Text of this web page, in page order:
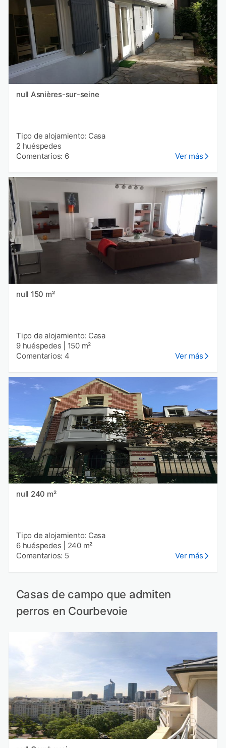
null Asnières-sur-seine
Tipo de alojamiento: Casa
2 huéspedes
Comentarios: 6
Ver más
null 150 m²
Tipo de alojamiento: Casa
9 huéspedes
150 m²
Comentarios: 4
Ver más
null 240 m²
Tipo de alojamiento: Casa
6 huéspedes
240 m²
Comentarios: 5
Ver más
Casas de campo que admiten
perros en Courbevoie